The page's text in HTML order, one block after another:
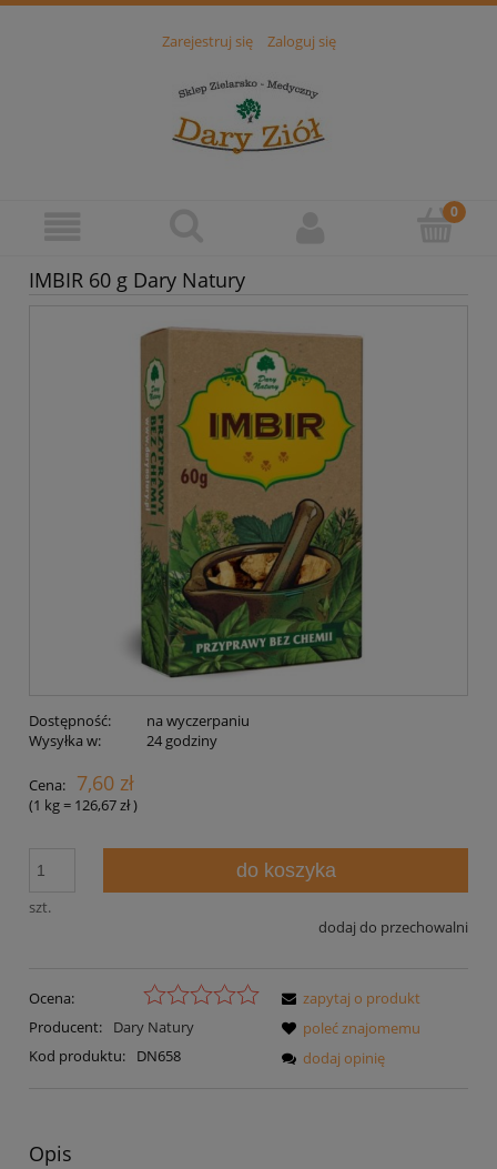
Zarejestruj się Zaloguj się
IMBIR 60 g Dary Natury
Dostępność:
na wyczerpaniu
Wysyłka w:
24 godziny
Cena: 7,60 zł
(1 kg= 126,67 zł)
szt.
do koszyka
dodaj do przechowalni
Ocena:
Producent:
Dary Natury
Kod produktu:
DN658
zapytaj o produkt
poleć znajomemu
dodaj opinię
Opis